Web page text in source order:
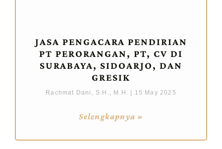
JASA PENGACARA PENDIRIAN
PT PERORANGAN, PT, CV DI
SURABAYA, SIDOARJO, DAN
GRESIK
Rachmat Dani, S.H., M.H. 15 May 2025
Selengkapnya »